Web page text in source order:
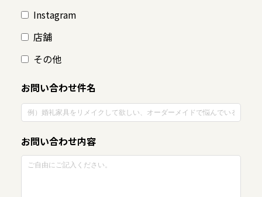
Instagram
店舗
その他
お問い合わせ件名
お問い合わせ内容